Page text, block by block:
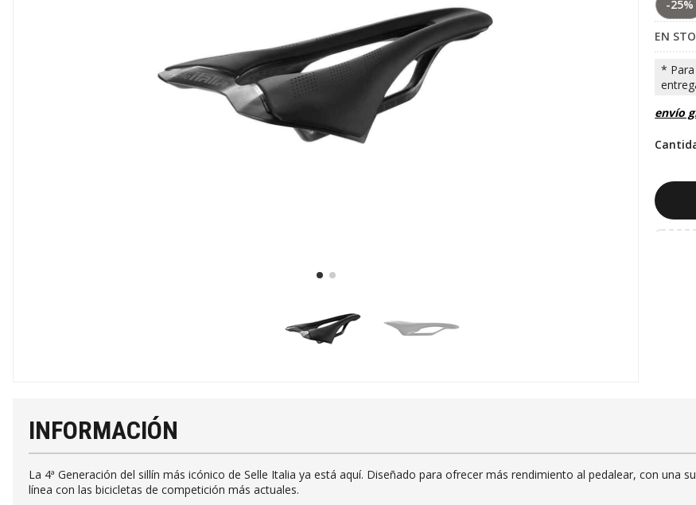
-25%
EN
envío
INFORMACIÓN
La 4ª Generación del sillín más icónico de Selle Italia ya está aquí. Diseñado para ofrecer más rendimiento al pedalear, con una
línea con las bicicletas de competición más actuales.